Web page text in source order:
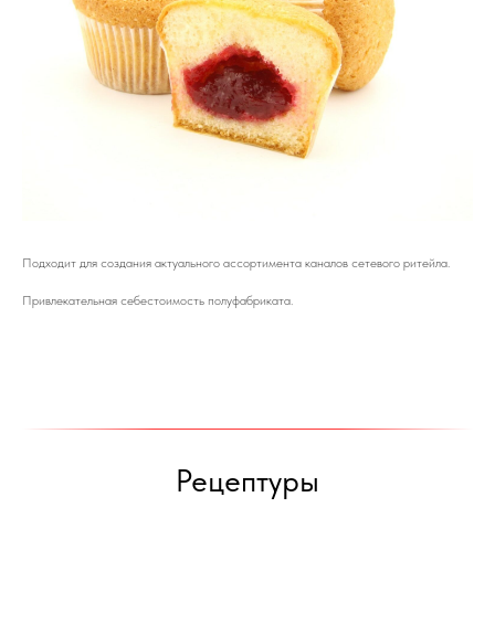
Подходит для создания актуального ассортимента каналов сетевого ритейла.
Привлекательная себестоимость полуфабриката.
Рецептуры